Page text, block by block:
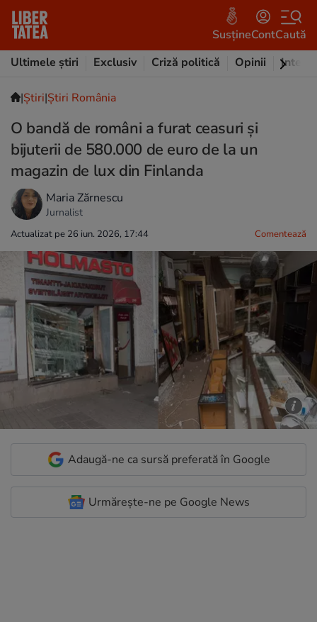
SusțineContCaută
Ultimele știri
Exclusiv Criză politică Opinii
|Ştiri|Știri România
O bandă de români a furat ceasuri și
bijuterii de 580.000 de euro de la un
magazin de lux din Finlanda
Maria Zărnescu
Jurnalist
Actualizat pe 26 iun. 2026, 17:44 Comentează
Adaugă-ne ca sursă preferată în Google
Urmărește-ne pe Google News